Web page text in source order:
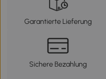
Garantierte Lieferung
Sichere Bezahlung